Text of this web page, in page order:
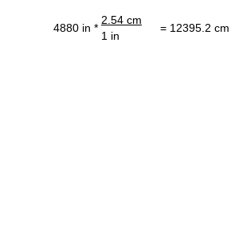
4880 in *
2.54 cm
= 12395.2 cm
1 in